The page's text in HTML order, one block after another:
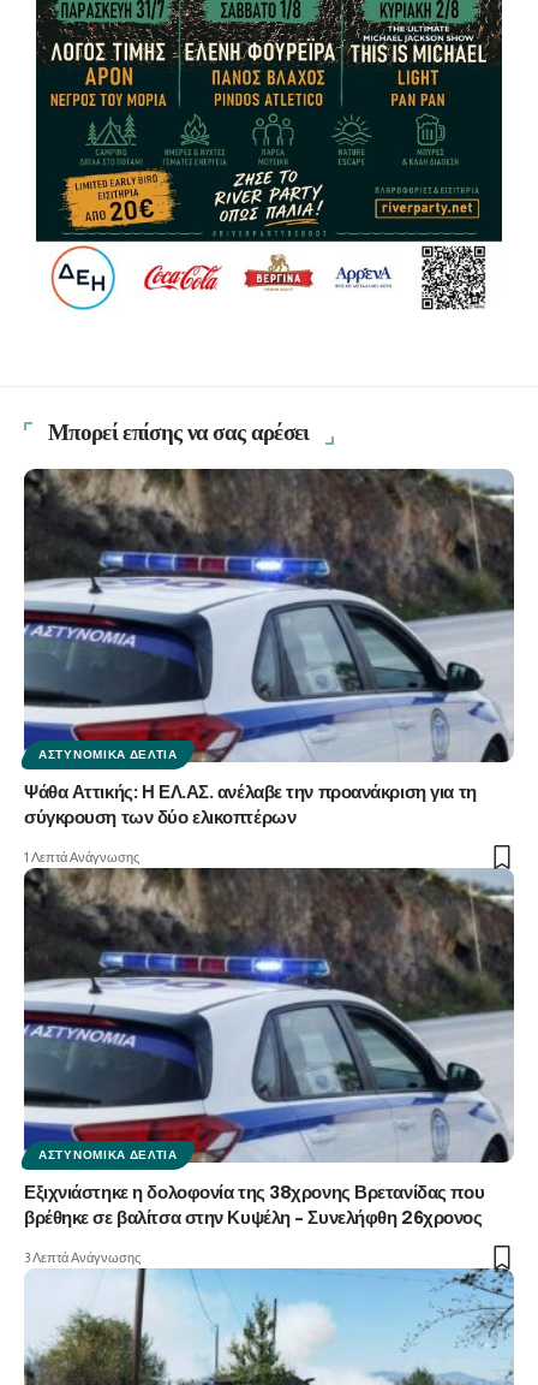
Μπορεί επίσης να σας αρέσει
ΑΣΤΥΝΟΜΙΚΆ ΔΕΛΤΊΑ
Ψάθα Αττικής: Η ΕΛ.ΑΣ. ανέλαβε την προανάκριση για τη
σύγκρουση των δύο ελικοπτέρων
1 Λεπτά Ανάγνωσης
ΑΣΤΥΝΟΜΙΚΆ ΔΕΛΤΊΑ
Εξιχνιάστηκε η δολοφονία της 38χρονης Βρετανίδας που
βρέθηκε σε βαλίτσα στην Κυψέλη – Συνελήφθη 26χρονος
3 Λεπτά Ανάγνωσης